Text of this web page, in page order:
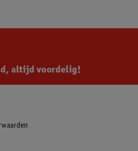
altijd voordelig!